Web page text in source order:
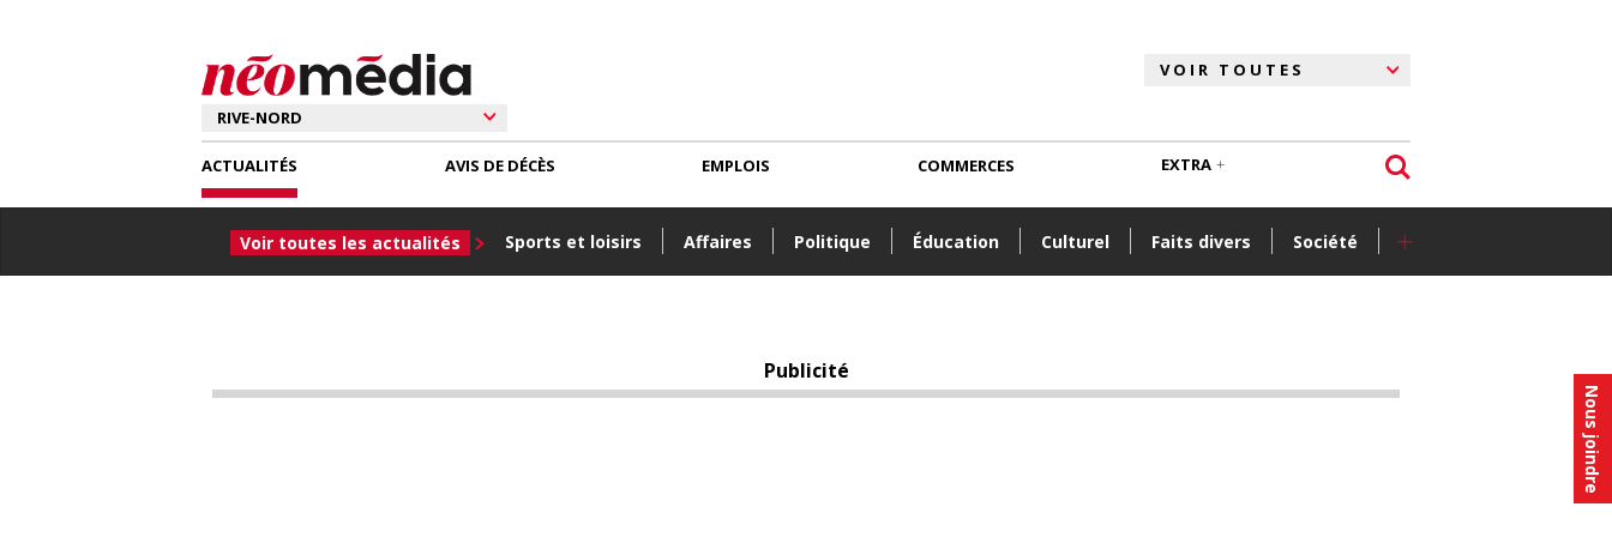
Nous joindre
ACTUALITÉS
Voir toutes les actualités Sports et loisirs Affaires Politique Éducation Culturel Faits divers Société +
AVIS DE DÉCÈS EMPLOIS COMMERCES EXTRA
Publicité